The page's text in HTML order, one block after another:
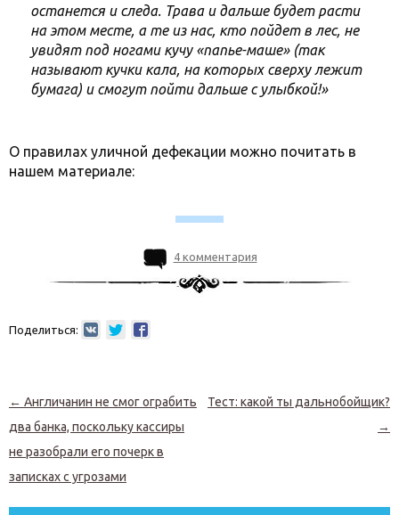
останется и следа. Трава и дальше будет расти
на этом месте, а те из нас, кто пойдет в лес, не
увидят под ногами кучу «папье-маше» (так
называют кучки кала, на которых сверху лежит
бумага) и смогут пойти дальше с улыбкой!»
О правилах уличной дефекации можно почитать в
нашем материале:
4 комментария
Поделиться:
Навигация по записям
← Англичанин не смог ограбить
два банка, поскольку кассиры
не разобрали его почерк в
записках с угрозами
Тест: какой ты дальнобойщик?
→